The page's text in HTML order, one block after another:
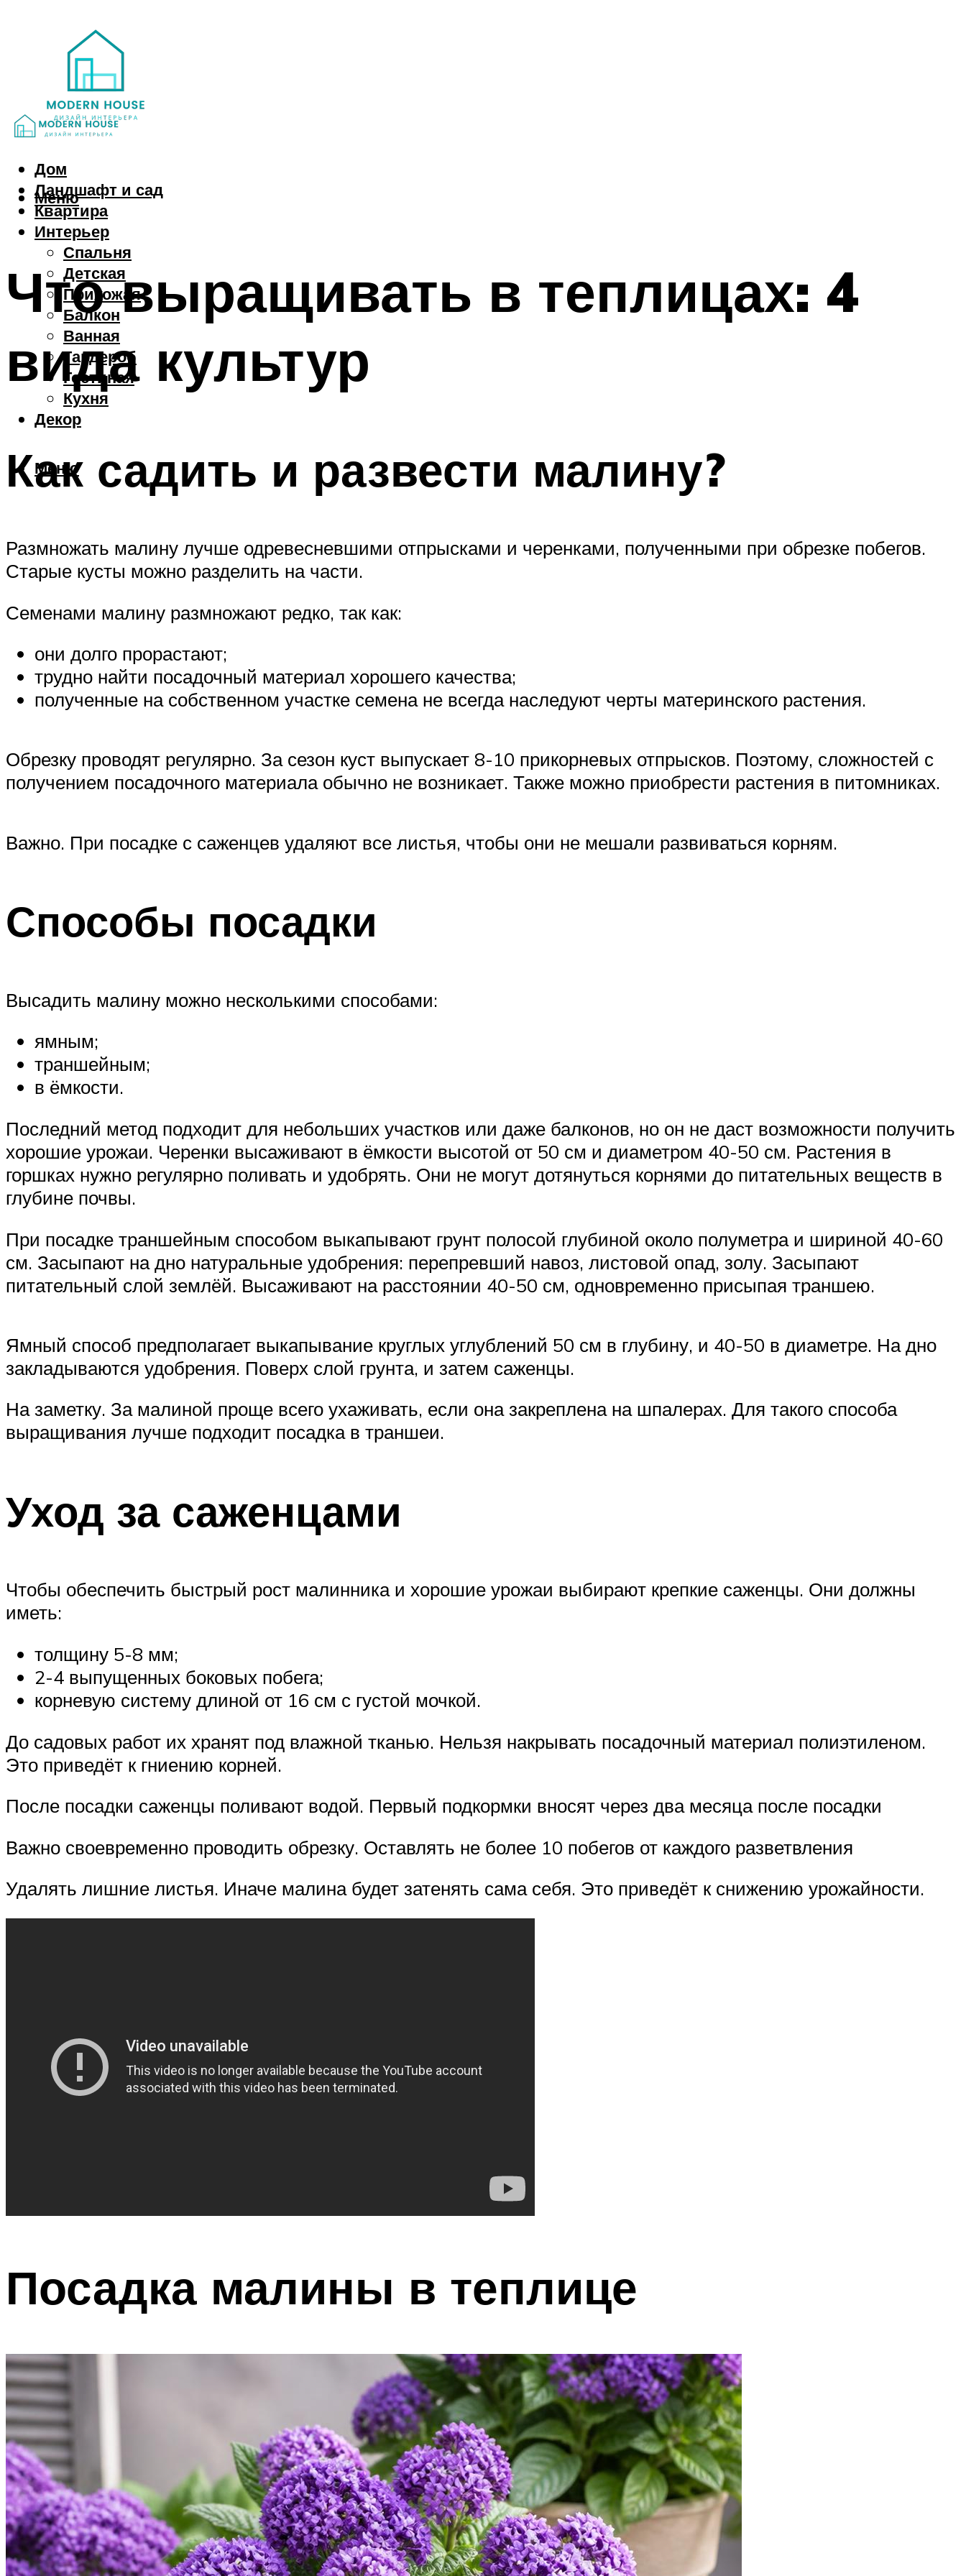
Дом
Ландшафт и сад
Квартира
Интерьер
Спальня
Детская
Прихожая
Балкон
Ванная
Гардероб
Гостиная
Кухня
Декор
Меню
Меню
Что выращивать в теплицах: 4
вида культур
Как садить и развести малину?
Размножать малину лучше одревесневшими отпрысками и черенками, полученными при обрезке побегов.
Старые кусты можно разделить на части.
Семенами малину размножают редко, так как:
они долго прорастают;
трудно найти посадочный материал хорошего качества;
полученные на собственном участке семена не всегда наследуют черты материнского растения.
Обрезку проводят регулярно. За сезон куст выпускает 8-10 прикорневых отпрысков. Поэтому, сложностей с
получением посадочного материала обычно не возникает. Также можно приобрести растения в питомниках.
Важно. При посадке с саженцев удаляют все листья, чтобы они не мешали развиваться корням.
Способы посадки
Высадить малину можно несколькими способами:
ямным;
траншейным;
в ёмкости.
Последний метод подходит для небольших участков или даже балконов, но он не даст возможности получить
хорошие урожаи. Черенки высаживают в ёмкости высотой от 50 см и диаметром 40-50 см. Растения в
горшках нужно регулярно поливать и удобрять. Они не могут дотянуться корнями до питательных веществ в
глубине почвы.
При посадке траншейным способом выкапывают грунт полосой глубиной около полуметра и шириной 40-60
см. Засыпают на дно натуральные удобрения: перепревший навоз, листовой опад, золу. Засыпают
питательный слой землёй. Высаживают на расстоянии 40-50 см, одновременно присыпая траншею.
Ямный способ предполагает выкапывание круглых углублений 50 см в глубину, и 40-50 в диаметре. На дно
закладываются удобрения. Поверх слой грунта, и затем саженцы.
На заметку. За малиной проще всего ухаживать, если она закреплена на шпалерах. Для такого способа
выращивания лучше подходит посадка в траншеи.
Уход за саженцами
Чтобы обеспечить быстрый рост малинника и хорошие урожаи выбирают крепкие саженцы. Они должны
иметь:
толщину 5-8 мм;
2-4 выпущенных боковых побега;
корневую систему длиной от 16 см с густой мочкой.
До садовых работ их хранят под влажной тканью. Нельзя накрывать посадочный материал полиэтиленом.
Это приведёт к гниению корней.
После посадки саженцы поливают водой. Первый подкормки вносят через два месяца после посадки
Важно своевременно проводить обрезку. Оставлять не более 10 побегов от каждого разветвления
Удалять лишние листья. Иначе малина будет затенять сама себя. Это приведёт к снижению урожайности.
Посадка малины в теплице